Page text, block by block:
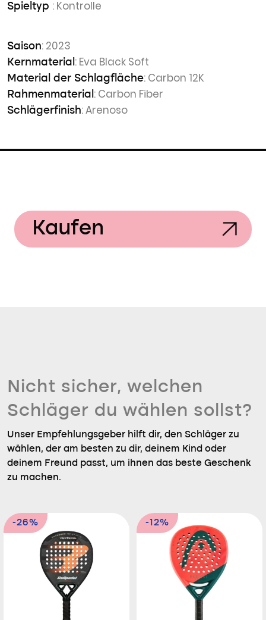
Spieltyp : Kontrolle
Saison: 2023
Kernmaterial : Eva Black Soft
Material der Schlagfläche: Carbon 12K
Rahmenmaterial : Carbon Fiber
Schlägerfinish: Arenoso
Kaufen
Nicht sicher, welchen
Schläger du wählen sollst?
Unser Empfehlungsgeber hilft dir, den Schläger zu
wählen, der am besten zu dir, deinem Kind oder
deinem Freund passt, um ihnen das beste Geschenk
zu machen.
-26% -12%